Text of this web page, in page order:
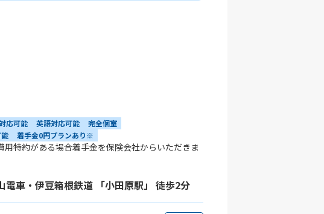
応可能 英語対応可能
完全個室
着手金0円プランあり※
特約がある場合着手金を保険会社からいただきま
電車・伊豆箱根鉄道 「小田原駅」 徒歩2分